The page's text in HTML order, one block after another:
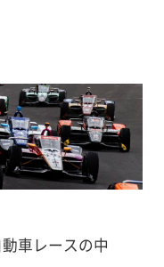
車レースの中